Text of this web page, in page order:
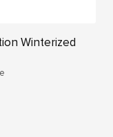
Winterized